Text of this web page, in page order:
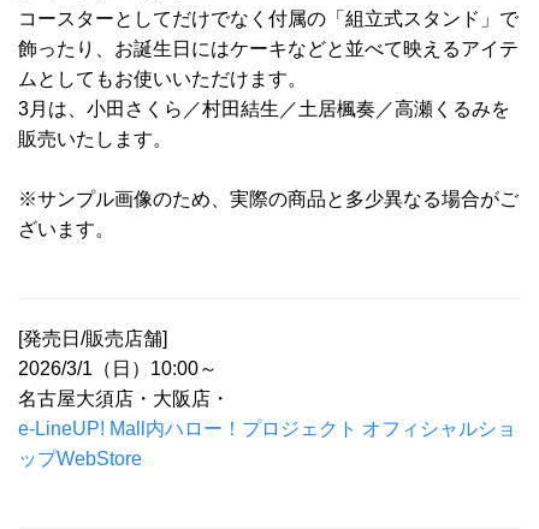
コースターとしてだけでなく付属の「組立式スタンド」で
飾ったり、お誕生日にはケーキなどと並べて映えるアイテ
ムとしてもお使いいただけます。
3月は、小田さくら／村田結生／土居楓奏／高瀬くるみを
販売いたします。
※サンプル画像のため、実際の商品と多少異なる場合がご
ざいます。
[発売日/販売店舗]
2026/3/1（日）10:00～
名古屋大須店・大阪店・
e-LineUP! Mall内ハロー！プロジェクト オフィシャルショ
ップWebStore